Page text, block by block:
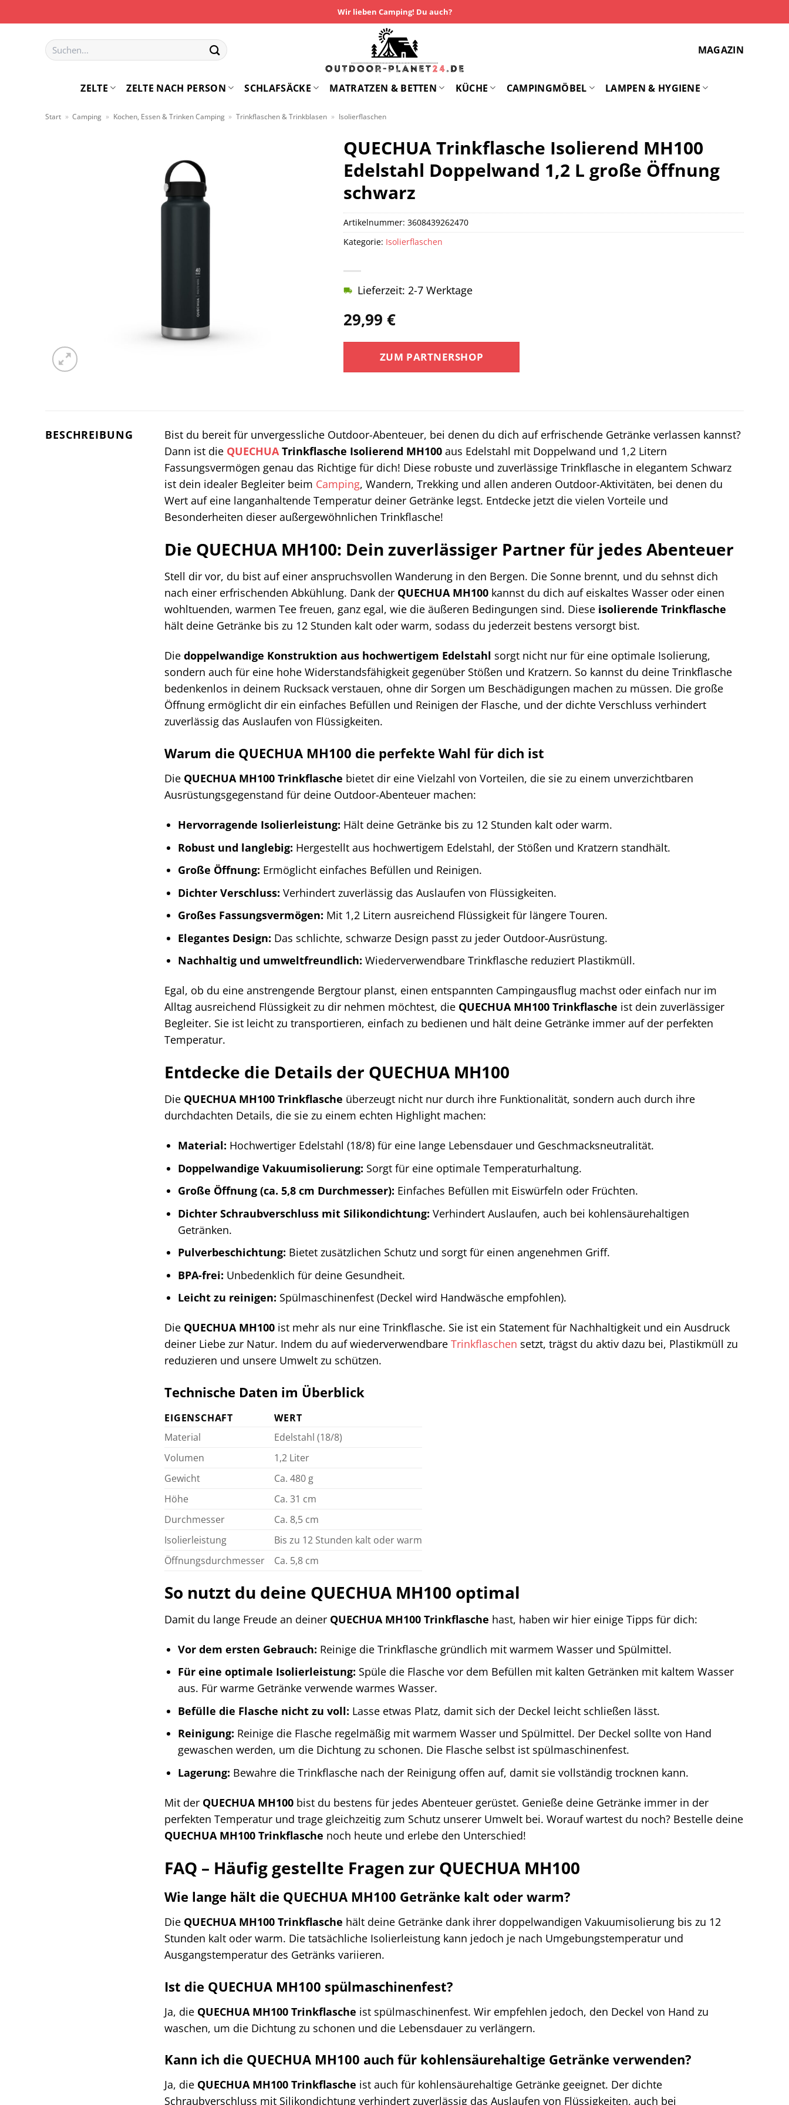
Inhalt
Wir lieben Camping! Du auch?
Suchen
nach:
MAGAZIN
ZELTE ZELTE NACH PERSON SCHLAFSÄCKE MATRATZEN & BETTEN KÜCHE CAMPINGMÖBEL LAMPEN & HYGIENE
Start » Camping » Kochen, Essen & Trinken Camping » Trinkflaschen & Trinkblasen » Isolierflaschen
QUECHUA Trinkflasche Isolierend MH100
Edelstahl Doppelwand 1,2 L große Öffnung
schwarz
29,99€
Lieferzeit: 2-7 Werktage
ZUM PARTNERSHOP
Artikelnummer:3608439262470
Kategorie: Isolierflaschen
BESCHREIBUNG
Bist du bereit für unvergessliche Outdoor-Abenteuer, bei denen du dich auf erfrischende Getränke verlassen kannst?
Dann ist die QUECHUATrinkflasche Isolierend MH100 aus Edelstahl mit Doppelwand und 1,2 Litern
Fassungsvermögen genau das Richtige für dich! Diese robuste und zuverlässige Trinkflasche in elegantem Schwarz
ist dein idealer Begleiter beim Camping, Wandern, Trekking und allen anderen Outdoor-Aktivitäten, bei denen du
Wert auf eine langanhaltende Temperatur deiner Getränke legst. Entdecke jetzt die vielen Vorteile und
Besonderheiten dieser außergewöhnlichen Trinkflasche!
Die QUECHUA MH100: Dein zuverlässiger Partner für jedes Abenteuer
Stell dir vor, du bist auf einer anspruchsvollen Wanderung in den Bergen. Die Sonne brennt, und du sehnst dich
nach einer erfrischenden Abkühlung. Dank der QUECHUA MH100 kannst du dich auf eiskaltes Wasser oder einen
wohltuenden, warmen Tee freuen, ganz egal, wie die äußeren Bedingungen sind. Diese isolierende Trinkflasche
hält deine Getränke bis zu 12 Stunden kalt oder warm, sodass du jederzeit bestens versorgt bist.
Diedoppelwandige Konstruktion aus hochwertigem Edelstahl sorgt nicht nur für eine optimale Isolierung,
sondern auch für eine hohe Widerstandsfähigkeit gegenüber Stößen und Kratzern. So kannst du deine Trinkflasche
bedenkenlos in deinem Rucksack verstauen, ohne dir Sorgen um Beschädigungen machen zu müssen. Die große
Öffnung ermöglicht dir ein einfaches Befüllen und Reinigen der Flasche, und der dichte Verschluss verhindert
zuverlässig das Auslaufen von Flüssigkeiten.
Warum die QUECHUA MH100 die perfekte Wahl für dich ist
Die QUECHUA MH100 Trinkflasche bietet dir eine Vielzahl von Vorteilen, die sie zu einem unverzichtbaren
Ausrüstungsgegenstand für deine Outdoor-Abenteuer machen:
Hervorragende Isolierleistung: Hält deine Getränke bis zu 12 Stunden kalt oder warm.
Robust und langlebig: Hergestellt aus hochwertigem Edelstahl, der Stößen und Kratzern standhält.
Große Öffnung: Ermöglicht einfaches Befüllen und Reinigen.
Dichter Verschluss: Verhindert zuverlässig das Auslaufen von Flüssigkeiten.
Großes Fassungsvermögen: Mit 1,2 Litern ausreichend Flüssigkeit für längere Touren.
Elegantes Design: Das schlichte, schwarze Design passt zu jeder Outdoor-Ausrüstung.
Nachhaltig und umweltfreundlich: Wiederverwendbare Trinkflasche reduziert Plastikmüll.
Egal, ob du eine anstrengende Bergtour planst, einen entspannten Campingausflug machst oder einfach nur im
Alltag ausreichend Flüssigkeit zu dir nehmen möchtest, die QUECHUA MH100 Trinkflasche ist dein zuverlässiger
Begleiter. Sie ist leicht zu transportieren, einfach zu bedienen und hält deine Getränke immer auf der perfekten
Temperatur.
Entdecke die Details der QUECHUA MH100
Die QUECHUA MH100 Trinkflasche überzeugt nicht nur durch ihre Funktionalität, sondern auch durch ihre
durchdachten Details, die sie zu einem echten Highlight machen:
Material: Hochwertiger Edelstahl (18/8) für eine lange Lebensdauer und Geschmacksneutralität.
Doppelwandige Vakuumisolierung: Sorgt für eine optimale Temperaturhaltung.
Große Öffnung (ca. 5,8 cm Durchmesser): Einfaches Befüllen mit Eiswürfeln oder Früchten.
Dichter Schraubverschluss mit Silikondichtung: Verhindert Auslaufen, auch bei kohlensäurehaltigen
Getränken.
Pulverbeschichtung: Bietet zusätzlichen Schutz und sorgt für einen angenehmen Griff.
BPA-frei: Unbedenklich für deine Gesundheit.
Leicht zu reinigen: Spülmaschinenfest (Deckel wird Handwäsche empfohlen).
Die QUECHUA MH100 ist mehr als nur eine Trinkflasche. Sie ist ein Statement für Nachhaltigkeit und ein Ausdruck
deiner Liebe zur Natur. Indem du auf wiederverwendbareTrinkflaschen setzt, trägst du aktiv dazu bei, Plastikmüll zu
reduzieren und unsere Umwelt zu schützen.
Technische Daten im Überblick
EIGENSCHAFT
WERT
Material
Edelstahl (18/8)
Volumen
1,2 Liter
Gewicht
Ca. 480 g
Höhe
Ca. 31 cm
Durchmesser
Ca. 8,5 cm
Isolierleistung
Bis zu 12 Stunden kalt oder warm
Öffnungsdurchmesser
Ca. 5,8 cm
So nutzt du deine QUECHUA MH100 optimal
Damit du lange Freude an deiner QUECHUA MH100 Trinkflasche hast, haben wir hier einige Tipps für dich:
Vor dem ersten Gebrauch: Reinige die Trinkflasche gründlich mit warmem Wasser und Spülmittel.
Für eine optimale Isolierleistung: Spüle die Flasche vor dem Befüllen mit kalten Getränken mit kaltem Wasser
aus. Für warme Getränke verwende warmes Wasser.
Befülle die Flasche nicht zu voll: Lasse etwas Platz, damit sich der Deckel leicht schließen lässt.
Reinigung: Reinige die Flasche regelmäßig mit warmem Wasser und Spülmittel. Der Deckel sollte von Hand
gewaschen werden, um die Dichtung zu schonen. Die Flasche selbst ist spülmaschinenfest.
Lagerung: Bewahre die Trinkflasche nach der Reinigung offen auf, damit sie vollständig trocknen kann.
Mit der QUECHUA MH100 bist du bestens für jedes Abenteuer gerüstet. Genieße deine Getränke immer in der
perfekten Temperatur und trage gleichzeitig zum Schutz unserer Umwelt bei. Worauf wartest du noch? Bestelle deine
QUECHUA MH100 Trinkflasche noch heute und erlebe den Unterschied!
FAQ – Häufig gestellte Fragen zur QUECHUA MH100
Wie lange hält die QUECHUA MH100 Getränke kalt oder warm?
Die QUECHUA MH100 Trinkflasche hält deine Getränke dank ihrer doppelwandigen Vakuumisolierung bis zu 12
Stunden kalt oder warm. Die tatsächliche Isolierleistung kann jedoch je nach Umgebungstemperatur und
Ausgangstemperatur des Getränks variieren.
Ist die QUECHUA MH100 spülmaschinenfest?
Ja, die QUECHUA MH100 Trinkflasche ist spülmaschinenfest. Wir empfehlen jedoch, den Deckel von Hand zu
waschen, um die Dichtung zu schonen und die Lebensdauer zu verlängern.
Kann ich die QUECHUA MH100 auch für kohlensäurehaltige Getränke verwenden?
Ja, die QUECHUA MH100 Trinkflasche ist auch für kohlensäurehaltige Getränke geeignet. Der dichte
Schraubverschluss mit Silikondichtung verhindert zuverlässig das Auslaufen von Flüssigkeiten, auch bei